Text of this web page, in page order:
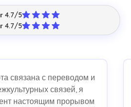
4.7/5
4.7/5
связана с переводом и
связей, я
настоящим прорывом